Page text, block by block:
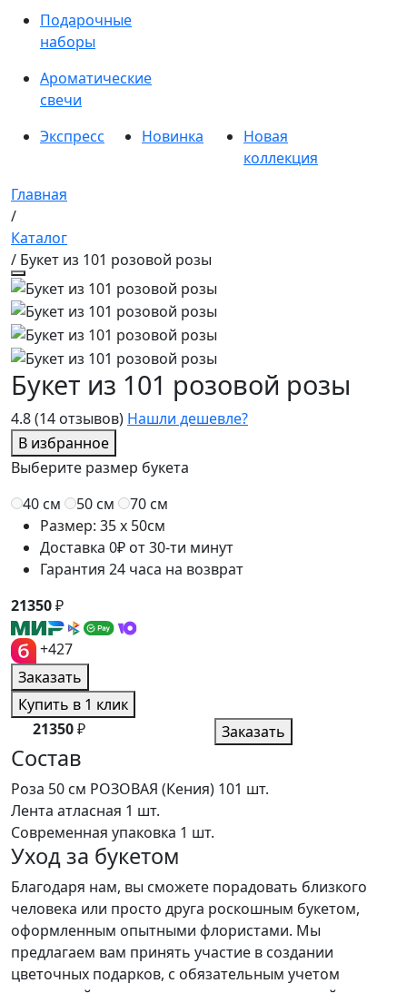
Подарочные
наборы
Ароматические
свечи
Экспресс
Новинка
Новая
коллекция
Главная
/
Каталог
/ Букет из 101 розовой розы
4.8(14 отзывов) Нашли дешевле?
В избранное
Букет из 101 розовой розы
Выберите размер букета
40 см
50 см
70 см
Размер: 35 x 50см
Доставка 0₽ от 30-ти минут
Гарантия 24 часа на возврат
21350₽
+427
Заказать
Купить в 1 клик
21350₽ Заказать
Состав
Роза 50 см РОЗОВАЯ (Кения) 101 шт.
Лента атласная 1 шт.
Современная упаковка 1 шт.
Уход за букетом
Благодаря нам, вы сможете порадовать близкого
человека или просто друга роскошным букетом,
оформленным опытными флористами. Мы
предлагаем вам принять участие в создании
цветочных подарков, с обязательным учетом